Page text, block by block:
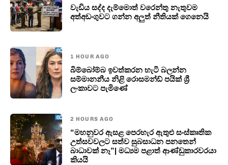
වැඩිය සද්ද දැම්මොත් වරෙන්තු නැතුවම
අත්අඩංගුවට ගන්න අලුත් නීතියක් ගෙනෙයි
1 HOUR AGO
බිම්බෝම්බ ඉවත්කරන හැටි බලන්න
සම්මානනීය නිළි රොසමන්ඩ් පයික් ශ්‍රී
ලංකාවට පැමිණේ
2 HOURS AGO
“මහනුවර ඇසළ පෙරහැර ඇතුළු සංස්කෘතික
උත්සවවලට සත්ව සුබසාධන පනතෙන්
බාධාවක් නෑ”| මධ්‍යම පළාත් ආණ්ඩුකාරවරයා
කියයි